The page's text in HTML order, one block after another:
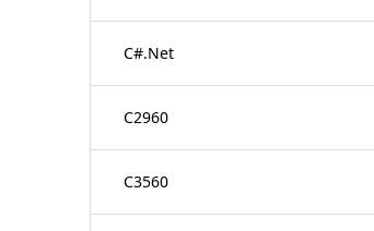
C#.Net
C2960
C3560